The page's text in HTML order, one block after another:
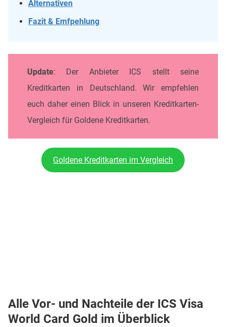
Alternativen
Fazit & Emfpehlung
Update: Der Anbieter ICS stellt seine
Kreditkarten in Deutschland. Wir empfehlen
euch daher einen Blick in unseren Kreditkarten-
Vergleich für Goldene Kreditkarten.
Goldene Kreditkarten im Vergleich
Alle Vor- und Nachteile der ICS Visa
World Card Gold im Überblick